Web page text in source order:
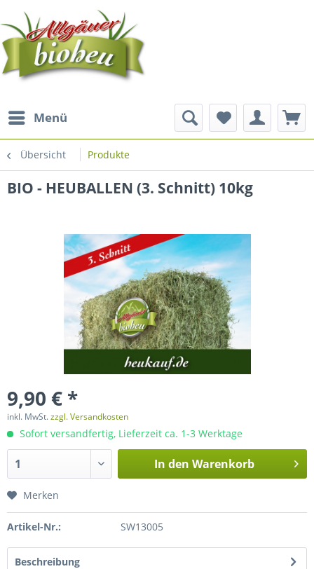
Menü
Übersicht Produkte
BIO - HEUBALLEN (3. Schnitt) 10kg
9,90 € *
inkl. MwSt.zzgl. Versandkosten
Sofort versandfertig, Lieferzeit ca. 1-3 Werktage
In den Warenkorb
Merken
Artikel-Nr.: SW13005
Beschreibung